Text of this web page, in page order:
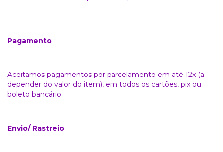
Pagamento
Aceitamos pagamentos por parcelamento em até 12x (a
depender do valor do item), em todos os cartões, pix ou
boleto bancário.
Envio/ Rastreio